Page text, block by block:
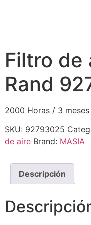
Filtro de
Rand
2000 Horas / 3 meses
SKU: 92793025
de aire Brand: MASIA
Descripción